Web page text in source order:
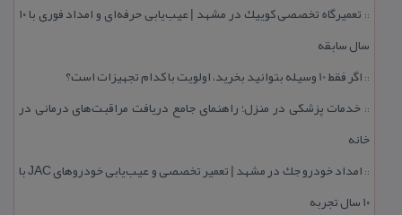
::
تعمیرگاه تخصصی كوییك در مشهد | عیب‌یابی حرفه‌ای و امداد فوری با ۱۰
سال سابقه
:: اگر فقط 10 وسیله بتوانید بخرید، اولویت با كدام تجهیزات است؟
:: خدمات پزشكی در منزل؛ راهنمای جامع دریافت مراقبت‌های درمانی در
خانه
::
امداد خودرو جك در مشهد | تعمیر تخصصی و عیب‌یابی خودروهای JAC با
۱۰ سال تجربه